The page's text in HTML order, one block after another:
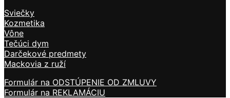
Sviečky
Kozmetika
Vône
Tečúci dym
Darčekové predmety
Mackovia z ruží
Formulár na ODSTÚPENIE OD ZMLUVY
Formulár na REKLAMÁCIU